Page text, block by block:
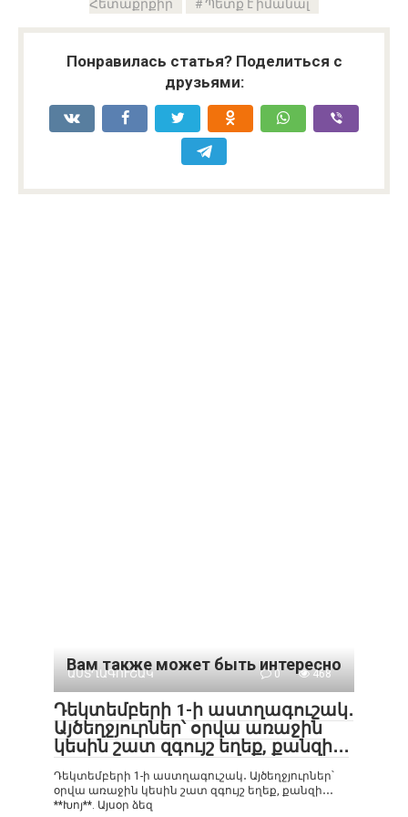
Հետաքրքիր
Պետք է իմանալ
Понравилась статья? Поделиться с
друзьями:
Вам также может быть интересно
ԱՍՏՂԱԳՈՒՇԱԿ 0 468
Դեկտեմբերի 1-ի աստղագուշակ․
Այծեղջյուրներ՝ օրվա առաջին
կեսին շատ զգույշ եղեք, քանզի․․․
Դեկտեմբերի 1-ի աստղագուշակ․ Այծեղջյուրներ՝
օրվա առաջին կեսին շատ զգույշ եղեք, քանզի․․․
**Խոյ**. Այսօր ձեզ